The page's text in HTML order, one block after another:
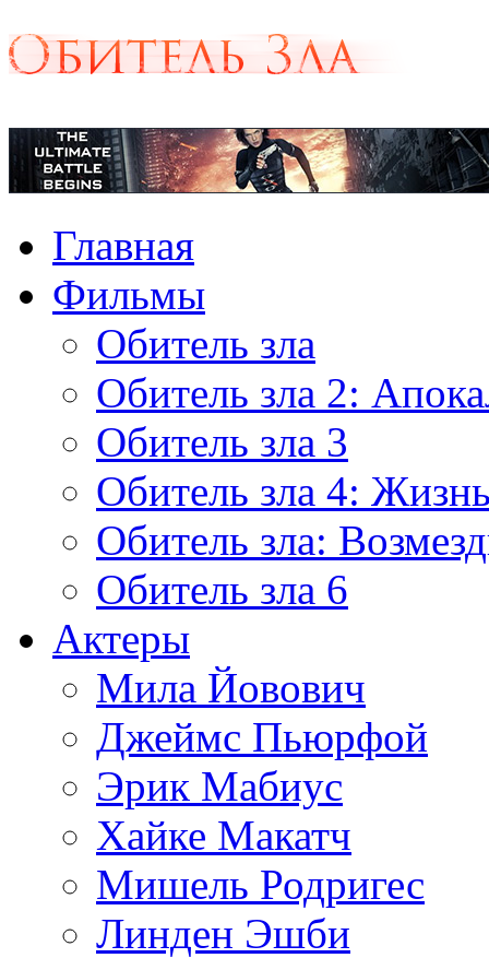
Главная
Фильмы
Обитель зла
Обитель зла 2:
Обитель зла 3
Обитель зла 4:
Обитель зла:
Обитель зла 6
Актеры
Мила Йовович
Джеймс Пьюрфой
Эрик Мабиус
Хайке Макатч
Мишель Родригес
Линден Эшби